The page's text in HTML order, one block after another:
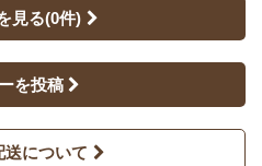
見る(0件)
を投稿
送について